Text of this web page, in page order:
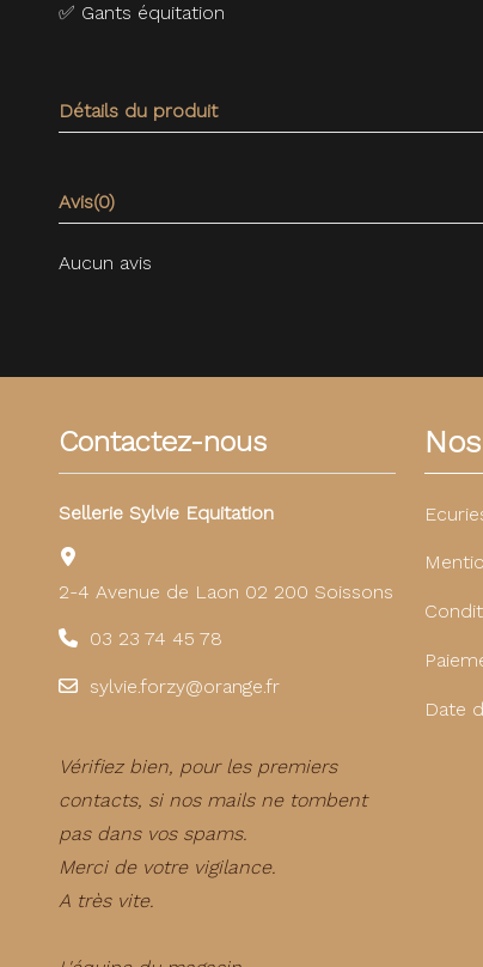
✅ Gants équitation
Détails du produit
Avis(0)
Aucun avis
Contactez-nous
Sellerie Sylvie Equitation
2-4 Avenue de Laon 02 200 Soissons
03 23 74 45 78
sylvie.forzy@orange.fr
Vérifiez bien, pour les premiers
contacts, si nos mails ne tombent
pas dans vos spams.
Merci de votre vigilance.
A très vite.
Date